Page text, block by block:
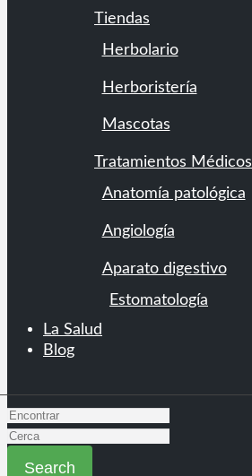
Tiendas
Herbolario
Herboristería
Mascotas
Tratamientos Médicos
Anatomía patológica
Angiología
Aparato digestivo
Estomatología
La Salud
Blog